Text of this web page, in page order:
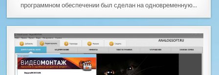
программном обеспечении был сделан на одновременную…